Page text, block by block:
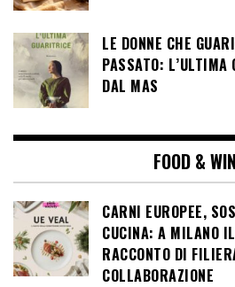
LE DONNE CHE
PASSATO:
DAL MAS
FOOD &
CARNI EUROPEE,
CUCINA: A MILANO
RACCONTO DI
COLLABORAZIONE